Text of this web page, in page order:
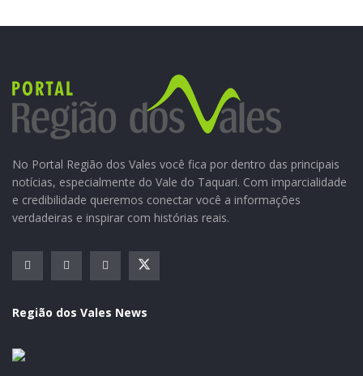
Trecho retirado da LIVE CASA 7 CIRCUITO CULTURAL
Patrocínio: Floral Thérapi
Realização: Região dos Vales Comunicação Digital
Financiamento: Pró-Cultura, Governo do Estado do Rio
No Portal Região dos Vales você fica por dentro das principais
notícias, especialmente do Vale do Taquari. Com imparcialidade
e credibilidade queremos conectar você a informações
verdadeiras e inspirar com histórias reais.
Região dos Vales News